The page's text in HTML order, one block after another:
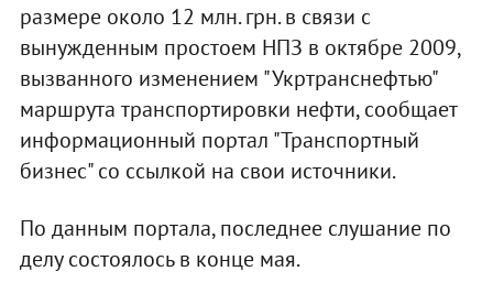
размере около 12 млн. грн. в связи с
вынужденным простоем НПЗ в октябре 2009,
вызванного изменением "Укртранснефтью"
маршрута транспортировки нефти, сообщает
информационный портал "Транспортный
бизнес" со ссылкой на свои источники.
По данным портала, последнее слушание по
делу состоялось в конце мая.